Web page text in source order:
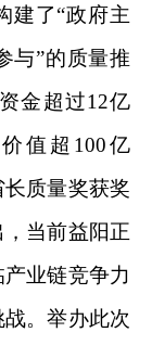
建了“政府主
与”的质量推
金超过12亿
值超100亿
质量奖获奖
当前益阳正
业链竞争力
。举办此次